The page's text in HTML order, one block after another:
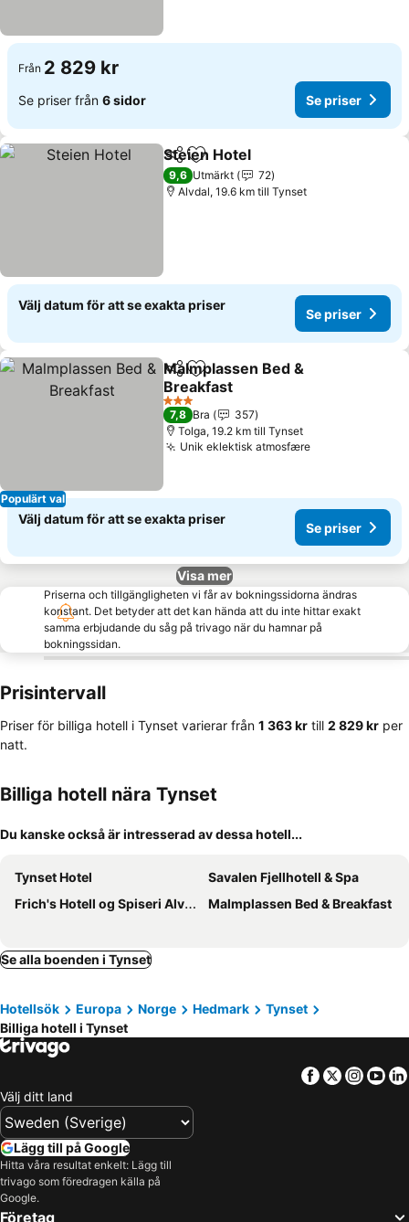
Från 2 829 kr
Se priser från 6 sidor Se priser
Dela Lägg till i Mina Favoriter
Steien Hotel
9,6 Utmärkt
72
Alvdal, 19.6 km till Tynset
Välj datum för att se exakta priser
Se priser
Populärt val
Dela Lägg till i Mina Favoriter
Malmplassen Bed &
Breakfast
3 Stjärnor
7,8 Bra
357
Tolga, 19.2 km till Tynset
Unik eklektisk atmosfære
Välj datum för att se exakta priser
Se priser
Visa mer
Priserna och tillgängligheten vi får av bokningssidorna ändras
konstant. Det betyder att det kan hända att du inte hittar exakt
samma erbjudande du såg på trivago när du hamnar på
bokningssidan.
Prisintervall
Priser för billiga hotell i Tynset varierar från ‎1 363 kr till ‎2 829 kr per
natt.
Billiga hotell nära Tynset
Du kanske också är intresserad av dessa hotell...
Tynset Hotel
Savalen Fjellhotell & Spa
Frich's Hotell og Spiseri Alvdal
Malmplassen Bed & Breakfast
Se alla boenden i Tynset
Hotellsök Europa Norge Hedmark
Tynset
Billiga hotell i Tynset
Facebook
Twitter
Välj ditt land
Lägg till på Google
Hitta våra resultat enkelt: Lägg till
trivago som föredragen källa på
Google.
Företag